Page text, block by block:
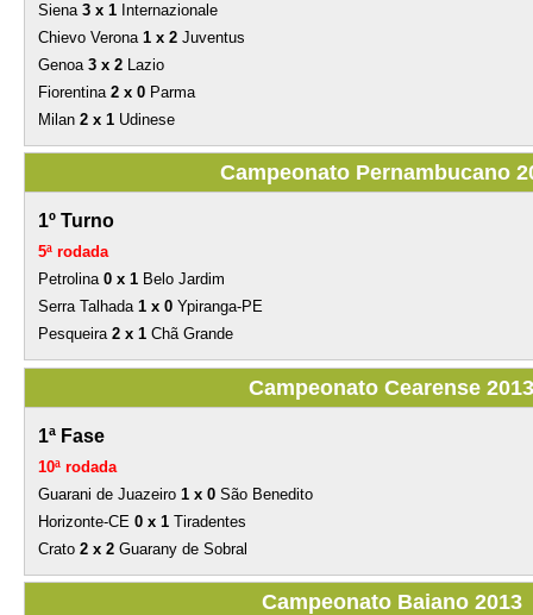
Siena 3 x 1Internazionale
Chievo Verona 1 x 2 Juventus
Genoa 3 x 2Lazio
Fiorentina 2 x 0 Parma
Milan 2 x 1Udinese
Campeonato Pernambucano
1º Turno
5ª rodada
Petrolina 0 x 1Belo Jardim
Serra Talhada 1 x 0 Ypiranga-PE
Pesqueira2 x 1Chã Grande
Campeonato Cearense
1ª Fase
10ª rodada
Guarani de Juazeiro 1 x 0São Benedito
Horizonte-CE 0 x 1Tiradentes
Crato 2 x 2 Guarany de Sobral
Campeonato Baiano 2013